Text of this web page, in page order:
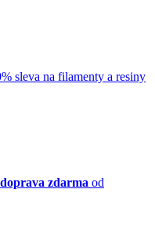
sleva na filamenty a resiny
zdarma od